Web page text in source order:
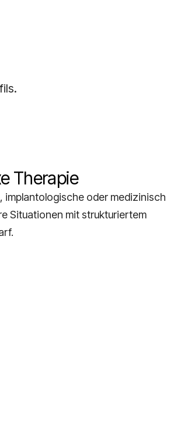
Therapie
implantologische oder medizinisch
Situationen mit strukturiertem